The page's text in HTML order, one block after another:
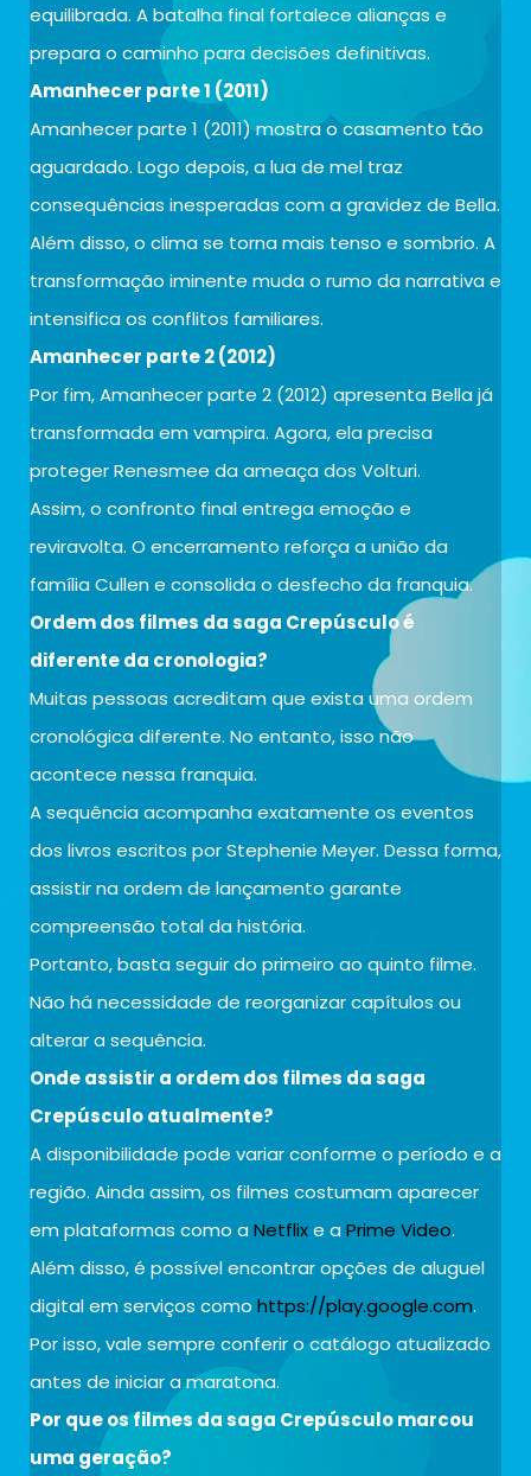
equilibrada. A batalha final fortalece alianças e
prepara o caminho para decisões definitivas.
Amanhecer parte 1 (2011)
Amanhecer parte 1 (2011) mostra o casamento tão
aguardado. Logo depois, a lua de mel traz
consequências inesperadas com a gravidez de Bella.
Além disso, o clima se torna mais tenso e sombrio. A
transformação iminente muda o rumo da narrativa e
intensifica os conflitos familiares.
Amanhecer parte 2 (2012)
Por fim, Amanhecer parte 2 (2012) apresenta Bella já
transformada em vampira. Agora, ela precisa
proteger Renesmee da ameaça dos Volturi.
Assim, o confronto final entrega emoção e
reviravolta. O encerramento reforça a união da
família Cullen e consolida o desfecho da franquia.
Ordem dos filmes da saga Crepúsculo é
diferente da cronologia?
Muitas pessoas acreditam que exista uma ordem
cronológica diferente. No entanto, isso não
acontece nessa franquia.
A sequência acompanha exatamente os eventos
dos livros escritos por Stephenie Meyer. Dessa forma,
assistir na ordem de lançamento garante
compreensão total da história.
Portanto, basta seguir do primeiro ao quinto filme.
Não há necessidade de reorganizar capítulos ou
alterar a sequência.
Onde assistir a ordem dos filmes da saga
Crepúsculo atualmente?
A disponibilidade pode variar conforme o período e a
região. Ainda assim, os filmes costumam aparecer
em plataformas como aNetflixe aPrime Video.
Além disso, é possível encontrar opções de aluguel
digital em serviços como https://play.google.com.
Por isso, vale sempre conferir o catálogo atualizado
antes de iniciar a maratona.
Por que os filmes da saga Crepúsculo marcou
uma geração?